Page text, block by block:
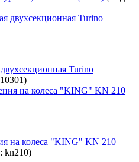
Turino
)
на колеса "KING" KN 210
kn210)